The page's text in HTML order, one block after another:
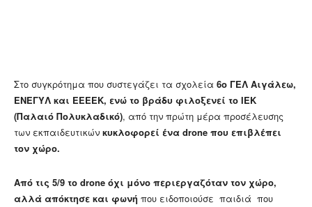
Στο συγκρότημα που συστεγάζει τα σχολεία 6ο ΓΕΛ Αιγάλεω,
ΕΝΕΓΥΛ και ΕΕΕΕΚ, ενώ το βράδυ φιλοξενεί το ΙΕΚ
(Παλαιό Πολυκλαδικό), από την πρώτη μέρα προσέλευσης
των εκπαιδευτικών κυκλοφορεί ένα drone που επιβλέπει
τον χώρο.
Από τις 5/9 το drone όχι μόνο περιεργαζόταν τον χώρο,
αλλά απόκτησε και φωνή που ειδοποιούσε παιδιά που